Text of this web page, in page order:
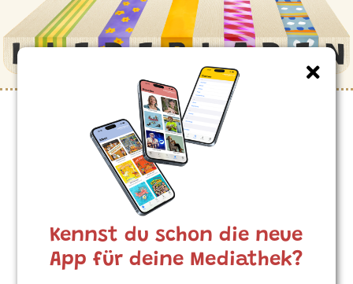
Kennst du schon die neue
App für deine Mediathek?